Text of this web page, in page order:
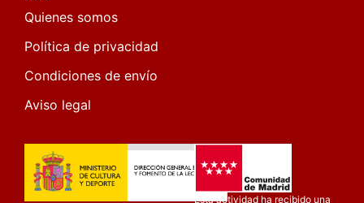
Quienes somos
Política de privacidad
Condiciones de envío
Aviso legal
Esta actividad ha recibido una